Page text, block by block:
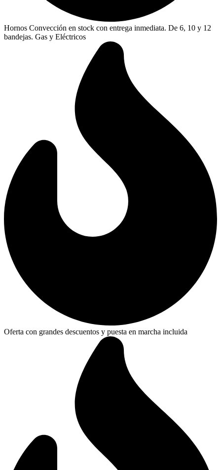
Hornos Convección en stock con entrega inmediata. De 6, 10 y 12
bandejas. Gas y Eléctricos
Oferta con grandes descuentos y puesta en marcha incluida